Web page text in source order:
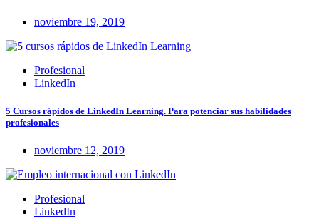
noviembre 19, 2019
Profesional
LinkedIn
5 Cursos rápidos de LinkedIn Learning. Para potenciar sus habilidades
profesionales
noviembre 12, 2019
Profesional
LinkedIn